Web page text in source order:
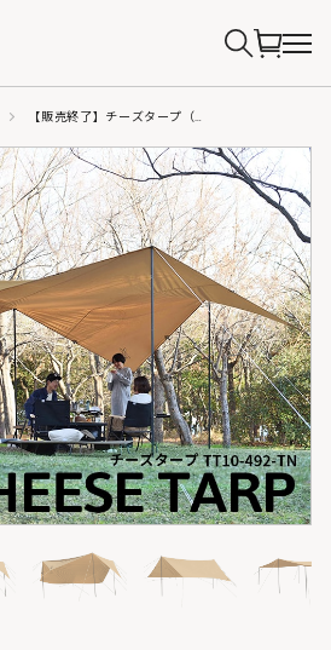
【販売終了】チーズタープ（タン） TT10-492-TN